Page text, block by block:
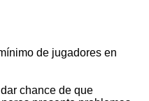
de jugadores en
chance de que